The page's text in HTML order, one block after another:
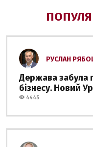
РУСЛАН
Держава забула
бізнесу. Новий
4445